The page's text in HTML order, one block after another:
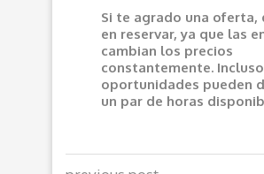
Si te agrado una oferta,
en reservar, ya que las
cambian los precios
constantemente.
oportunidades pueden
un par de horas